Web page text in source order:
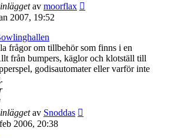
av moorflax
inlägget
2007, 19:52
frågor om tillbehör som finns i en
från bumpers, käglor och klotställ till
godisautomater eller varför inte
av Snoddas
2006, 20:38